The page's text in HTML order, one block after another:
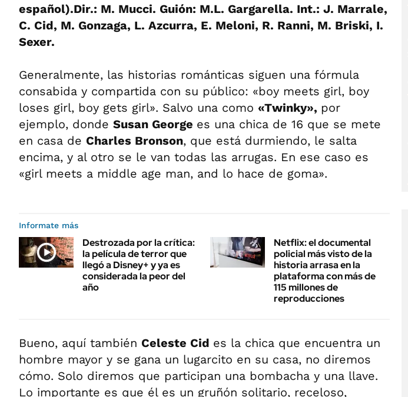
español).Dir.: M. Mucci. Guión: M.L. Gargarella. Int.: J. Marrale,
C. Cid, M. Gonzaga, L. Azcurra, E. Meloni, R. Ranni, M. Briski, I.
Sexer.
Generalmente, las historias románticas siguen una fórmula
consabida y compartida con su público: «boy meets girl, boy
loses girl, boy gets girl». Salvo una como «Twinky», por
ejemplo, donde Susan George es una chica de 16 que se mete
en casa de Charles Bronson, que está durmiendo, le salta
encima, y al otro se le van todas las arrugas. En ese caso es
«girl meets a middle age man, and lo hace de goma».
Informate más
Destrozada por la crítica:
la película de terror que
llegó a Disney+ y ya es
considerada la peor del
año
Netflix: el documental
policial más visto de la
historia arrasa en la
plataforma con más de
115 millones de
reproducciones
Bueno, aquí también Celeste Cid es la chica que encuentra un
hombre mayor y se gana un lugarcito en su casa, no diremos
cómo. Solo diremos que participan una bombacha y una llave.
Lo importante es que él es un gruñón solitario, receloso,